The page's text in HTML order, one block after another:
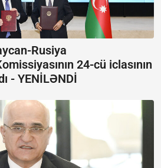
Rusiya
24-cü iclasının
- YENİLƏNDİ